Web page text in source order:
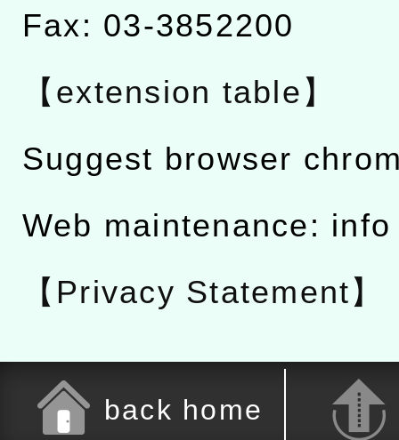
Fax: 03-3852200
【extension table】
Suggest browser
Web maintenance:
【Privacy Statement】
back home